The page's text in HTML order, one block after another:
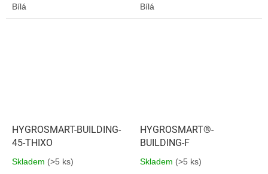
Bílá Bílá
HYGROSMART-BUILDING-
45-THIXO
Skladem (>5 ks)
HYGROSMART®-
BUILDING-F
Skladem (>5 ks)